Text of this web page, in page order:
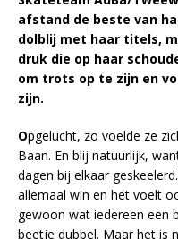
afstand de beste van
dolblij met haar titels,
druk die op haar
om trots op te zijn en
zijn.
Opgelucht, zo voelde ze
Baan. En blij natuurlijk,
dagen bij elkaar
allemaal win en het voelt
gewoon wat iedereen een
beetje dubbel. Maar het is